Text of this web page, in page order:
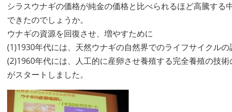
シラスウナギの価格が純金の価格と比べられるほど高騰する
できたのでしょうか。
ウナギの資源を回復させ、増やすために
(1)1930年代には、天然ウナギの自然界でのライフサイクルの
(2)1960年代には、人工的に産卵させ養殖する完全養殖の技術
がスタートしました。